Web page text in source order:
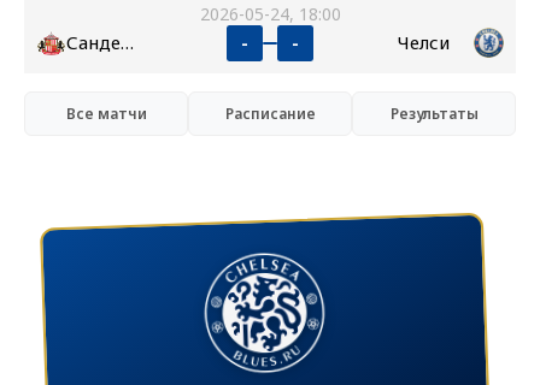
2026-05-24, 18:00
Сандерленд - - Челси
Все матчи Расписание Результаты